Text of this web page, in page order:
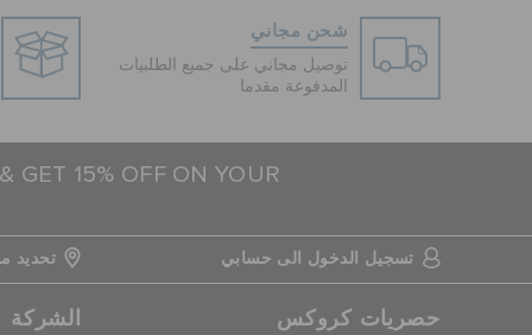
شحن مجاني
توصيل مجاني على جميع الطلبيات
المدفوعة مقدما
GET 15% OFF ON YOUR
تسجيل الدخول الى حسابي تحديد
حصريات كروكس الشركة